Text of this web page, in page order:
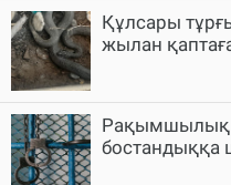
Құлсары
жылан
Рақымшылық
бостандыққа